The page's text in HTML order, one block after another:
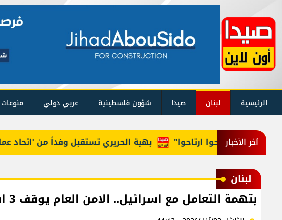
الرئيسية لبنان صيدا شؤون فلسطينية عربي دولي منوعات
آخر الأخبار بهية الحريري تستقبل وفداً من 'اتحاد "روحوا ارتاحوا"
لبنان
بتهمة التعامل مع اسرائيل.. الامن العام يوقف 3 اشخاص